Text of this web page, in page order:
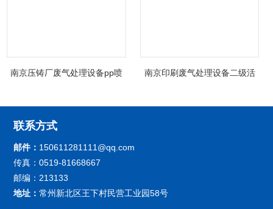
南京压铸厂废气处理设备pp喷
南京印刷废气处理设备二级活
联系方式
邮件： 150611281111@qq.com
传真：0519-81668667
邮编：213133
地址：常州新北区王下村民营工业园58号